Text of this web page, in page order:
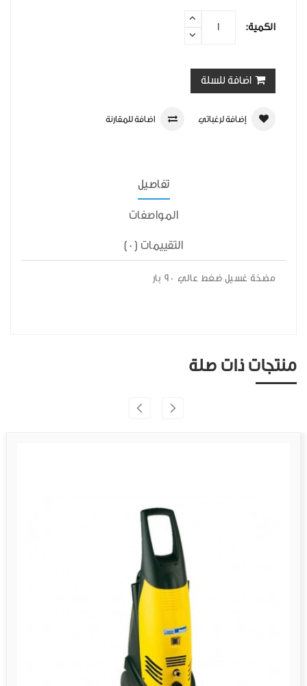
الكمية:
اضافة للسلة
إضافة لرغباتي اضافة للمقارنة
تفاصيل
المواصفات
التقييمات (0)
مضخة غسيل ضغط عالي 90 بار
منتجات ذات صلة